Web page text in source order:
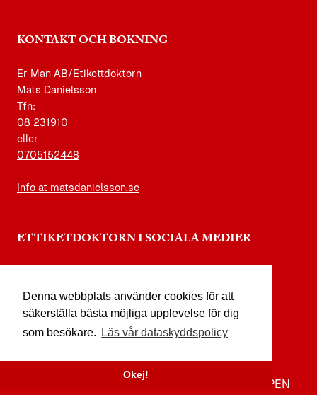
Denna webbplats använder cookies för att
säkerställa bästa möjliga upplevelse för dig
som besökare.
Läs vår dataskyddspolicy
Okej!
KONTAKT OCH BOKNING
Er Man AB/Etikettdoktorn
Mats Danielsson
Tfn:
08 231910
eller
0705152448
Info at matsdanielsson.se
ETTIKETDOKTORN I SOCIALA MEDIER
facebook.com/etikettdoktorn
youtube.com/etikettdoktorn
TILL TOPPEN